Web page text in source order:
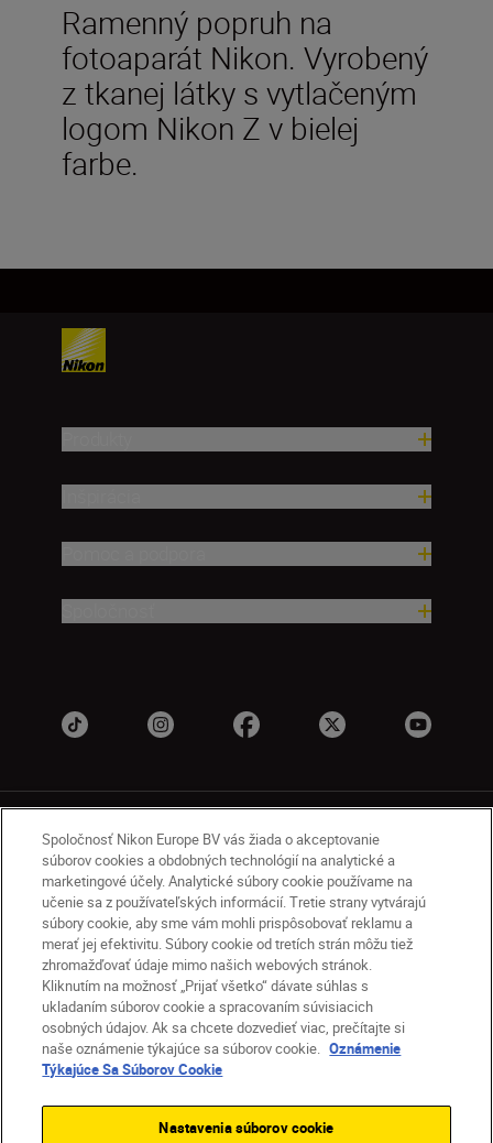
Ramenný popruh na
fotoaparát Nikon. Vyrobený
z tkanej látky s vytlačeným
logom Nikon Z v bielej
farbe.
SK Nikon Sites
Kontakt
Oznámenie o ochrane osobných údajov
Podmienky používania
Nikon Store – zmluvné podmienky
Oznámenie týkajúce sa súborov cookie
Prístupnosť
Nastavenia súborov cookie
© 2026 Nikon
Spoločnosť Nikon Europe BV vás žiada o akceptovanie
súborov cookies a obdobných technológií na analytické a
marketingové účely. Analytické súbory cookie používame na
učenie sa z používateľských informácií. Tretie strany vytvárajú
súbory cookie, aby sme vám mohli prispôsobovať reklamu a
merať jej efektivitu. Súbory cookie od tretích strán môžu tiež
zhromažďovať údaje mimo našich webových stránok.
Kliknutím na možnosť „Prijať všetko“ dávate súhlas s
ukladaním súborov cookie a spracovaním súvisiacich
osobných údajov. Ak sa chcete dozvedieť viac, prečítajte si
naše oznámenie týkajúce sa súborov cookie. Oznámenie
Týkajúce Sa Súborov Cookie
Nastavenia súborov cookie